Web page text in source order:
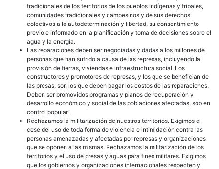
tradicionales de los territorios de los pueblos indígenas y tribales,
comunidades tradicionales y campesinos y de sus derechos
colectivos a la autodeterminación y libertad, su consentimiento
previo e informado en la planificación y toma de decisiones sobre el
agua y la energía.
Las reparaciones deben ser negociadas y dadas a los millones de
personas que han sufrido a causa de las represas, incluyendo la
provisión de tierras, viviendas e infraestructura social. Los
constructores y promotores de represas, y los que se benefician de
las presas, son los que deben pagar los costos de las reparaciones.
Deben ser promovidos programas y planos de recuperación y
desarrollo económico y social de las poblaciones afectadas, sob en
control popular .
Rechazamos la militarización de nuestros territorios. Exigimos el
cese del uso de toda forma de violencia e intimidación contra las
personas amenazadas y afectadas por represas y organizaciones
que se oponen a las mismas. Rechazamos la militarización de los
territorios y el uso de presas y aguas para fines militares. Exigimos
que los gobiernos y organizaciones internacionales respecten y